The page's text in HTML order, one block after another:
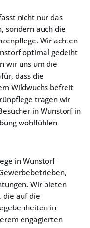
nicht nur das
sondern auch die
Wir achten
optimal gedeiht
wir uns um die
dass die
Wildwuchs befreit
tragen wir
in Wunstorf in
wohlfühlen
in Wunstorf
Wir bieten
die auf die
in
engagierten